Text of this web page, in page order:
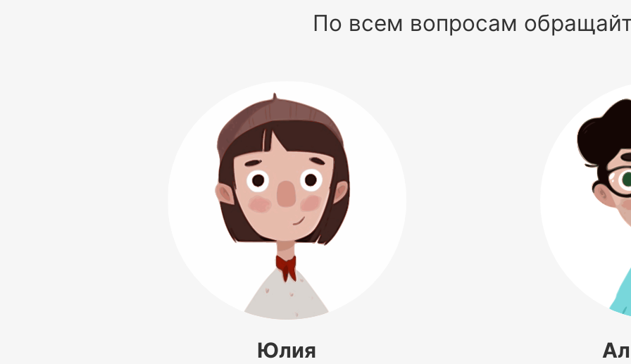
По всем вопросам
Юлия